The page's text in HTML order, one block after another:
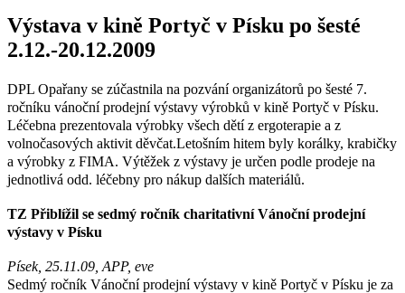
Výstava v kině Portyč v Písku po šesté
2.12.-20.12.2009
DPL Opařany se zúčastnila na pozvání organizátorů po šesté 7.
ročníku vánoční prodejní výstavy výrobků v kině Portyč v Písku.
Léčebna prezentovala výrobky všech dětí z ergoterapie a z
volnočasových aktivit děvčat.Letošním hitem byly korálky, krabičky
a výrobky z FIMA. Výtěžek z výstavy je určen podle prodeje na
jednotlivá odd. léčebny pro nákup dalších materiálů.
TZ Přiblížil se sedmý ročník charitativní Vánoční prodejní
výstavy v Písku
Písek, 25.11.09, APP, eve
Sedmý ročník Vánoční prodejní výstavy v kině Portyč v Písku je za